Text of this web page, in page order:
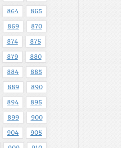
864 865
869 870
874 875
879 880
884 885
889 890
894 895
899 900
904 905